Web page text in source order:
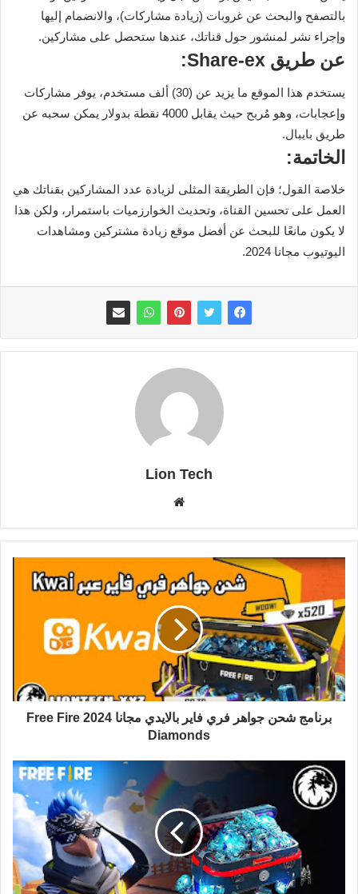
بالتصفح والبحث عن غروبات (زيادة مشاركات)، والانضمام إليها
وإجراء نشر لمنشور حول قناتك، عندها ستحصل على مشاركين.
عن طريق Share-ex:
يستخدم هذا الموقع ما يزيد عن (30) ألف مستخدم، يوفر مشاركات
وإعجابات، وهو مُربح حيث يقابل 4000 نقطة بدولار يمكن سحبه عن
طريق بايبال.
الخاتمة:
خلاصة القول؛ فإن الطريقة المثلى لزيادة عدد المشاركين بقناتك هي
العمل على تحسين القناة، وتحديث الخوارزميات باستمرار، ولكن هذا
لا يكون مانعًا للبحث عن أفضل موقع زيادة مشتركين ومشاهدات
اليوتيوب مجانا 2024.
Lion Tech
برنامج شحن جواهر فري فاير بالايدي مجانا 2024 Free Fire
Diamonds